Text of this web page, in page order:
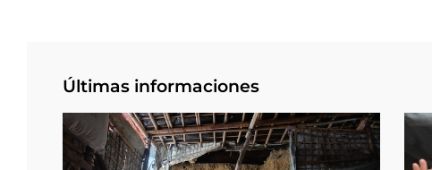
Últimas informaciones